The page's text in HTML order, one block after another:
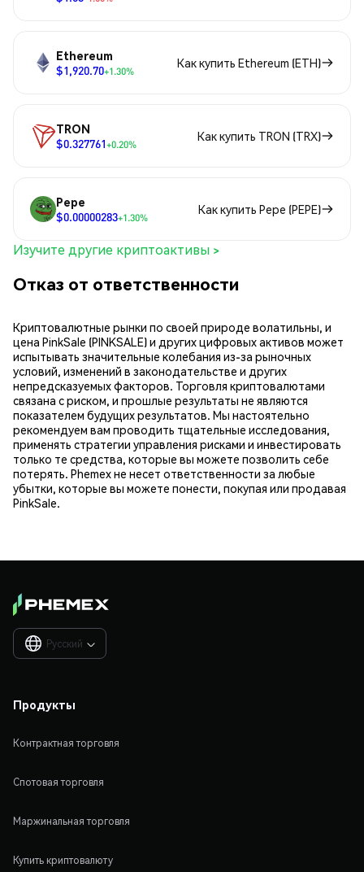
Ethereum
$1,920.70+1.30%
Как купить Ethereum (ETH)
TRON
$0.327761+0.20%
Как купить TRON (TRX)
Pepe
$0.00000283+1.30%
Как купить Pepe (PEPE)
Изучите другие криптоактивы >
Отказ от ответственности
Криптовалютные рынки по своей природе волатильны, и
цена PinkSale (PINKSALE) и других цифровых активов может
испытывать значительные колебания из-за рыночных
условий, изменений в законодательстве и других
непредсказуемых факторов. Торговля криптовалютами
связана с риском, и прошлые результаты не являются
показателем будущих результатов. Мы настоятельно
рекомендуем вам проводить тщательные исследования,
применять стратегии управления рисками и инвестировать
только те средства, которые вы можете позволить себе
потерять. Phemex не несет ответственности за любые
убытки, которые вы можете понести, покупая или продавая
PinkSale.
Русский 
Продукты
Контрактная торговля
Спотовая торговля
Маржинальная торговля
Купить криптовалюту